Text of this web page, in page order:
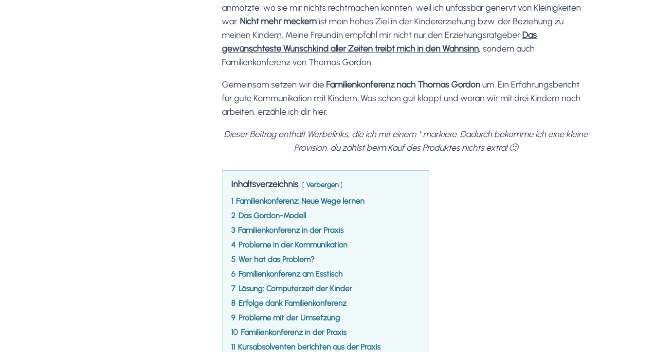
anmotzte, wo sie mir nichts rechtmachen konnten, weil ich unfassbar genervt von Kleinigkeiten
war. Nicht mehr meckern ist mein hohes Ziel in der Kindererziehung bzw. der Beziehung zu
meinen Kindern. Meine Freundin empfahl mir nicht nur den Erziehungsratgeber Das
gewünschteste Wunschkind aller Zeiten treibt mich in den Wahnsinn, sondern auch
Familienkonferenz von Thomas Gordon.
Gemeinsam setzen wir die Familienkonferenz nach Thomas Gordonum. Ein Erfahrungsbericht
für gute Kommunikation mit Kindern. Was schon gut klappt und woran wir mit drei Kindern noch
arbeiten, erzähle ich dir hier.
Dieser Beitrag enthält Werbelinks, die ich mit einem * markiere. Dadurch bekomme ich eine kleine
Provision, du zahlst beim Kauf des Produktes nichts extra! 🙂
Inhaltsverzeichnis Verbergen
1 Familienkonferenz: Neue Wege lernen
2 Das Gordon-Modell
3 Familienkonferenz in der Praxis
4 Probleme in der Kommunikation
5 Wer hat das Problem?
6 Familienkonferenz am Esstisch
7 Lösung: Computerzeit der Kinder
8 Erfolge dank Familienkonferenz
9 Probleme mit der Umsetzung
10 Familienkonferenz in der Praxis
11 Kursabsolventen berichten aus der Praxis